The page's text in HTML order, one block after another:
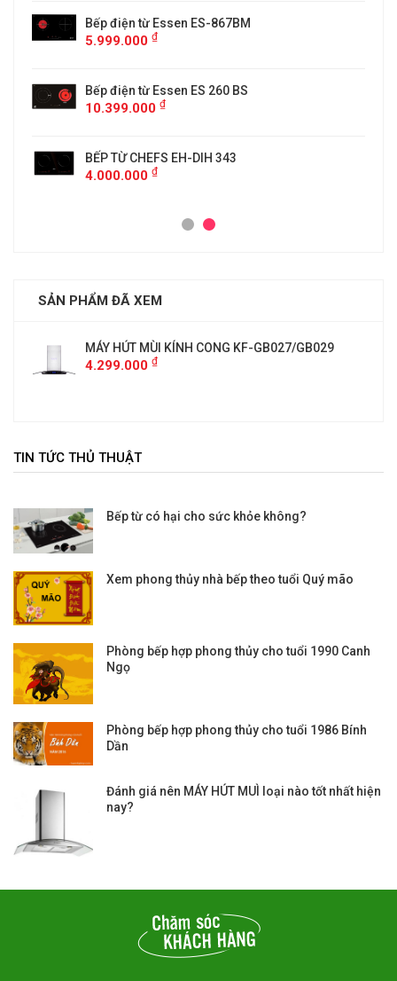
Bếp điện từ Essen ES-867BM
5.999.000 ₫
Bếp điện từ Essen ES 260 BS
10.399.000 ₫
BẾP TỪ CHEFS EH-DIH 343
4.000.000 ₫
SẢN PHẨM ĐÃ XEM
MÁY HÚT MÙI KÍNH CONG KF-GB027/GB029
4.299.000 ₫
TIN TỨC THỦ THUẬT
Bếp từ có hại cho sức khỏe không?
Xem phong thủy nhà bếp theo tuổi Quý mão
Phòng bếp hợp phong thủy cho tuổi 1990 Canh
Ngọ
Phòng bếp hợp phong thủy cho tuổi 1986 Bính
Dần
Đánh giá nên MÁY HÚT MUÌ loại nào tốt nhất hiện
nay?